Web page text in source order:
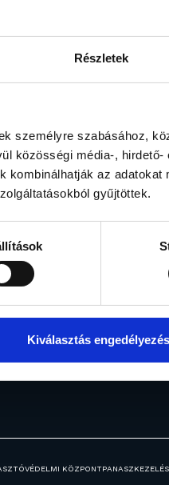
Részletek
személyre szabásához,
közösségi média-,
kombinálhatják az
gyűjtöttek.
Kiválasztás
azokat a
inspiráló és
folytatnák
KÖZPONTPANASZKEZELÉS